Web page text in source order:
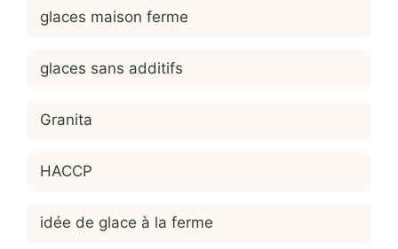
glaces maison ferme
glaces sans additifs
Granita
HACCP
idée de glace à la ferme